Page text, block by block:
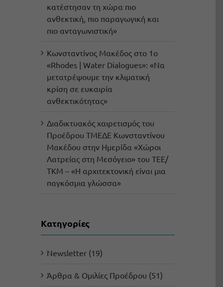
κατέστησαν τη χώρα πιο
ανθεκτική, πιο παραγωγική και
πιο ανταγωνιστική»
Κωνσταντίνος Μακέδος στο 1ο
«Rhodes | Water Dialogues»: «Να
μετατρέψουμε την κλιματική
κρίση σε ευκαιρία
ανθεκτικότητας»
Διαδικτυακός χαιρετισμός του
Προέδρου ΤΜΕΔΕ Κωνσταντίνου
Μακέδου στην Ημερίδα «Χώροι
Λατρείας στη Μεσόγειο» του ΤΕΕ/
ΤΚΜ – «Η αρχιτεκτονική είναι μια
παγκόσμια γλώσσα»
Kατηγορίες
Newsletter (19)
Άρθρα & Ομιλίες Προέδρου (51)